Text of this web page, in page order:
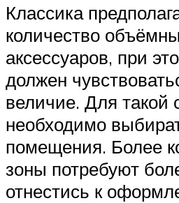
Классика
количество
аксессуаров, при
должен
величие. Для такой
необходимо
помещения. Более
зоны потребуют
отнестись к